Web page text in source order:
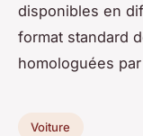
disponibles en
format standard
homologuées
Voiture